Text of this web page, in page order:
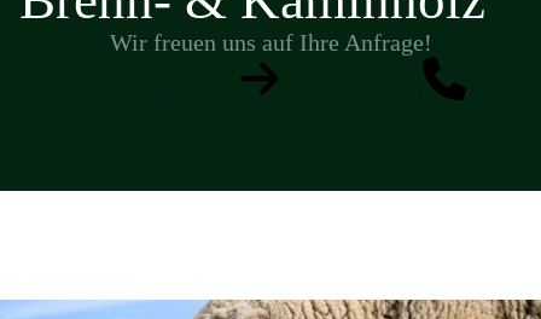
Wir freuen uns auf Ihre Anfrage!